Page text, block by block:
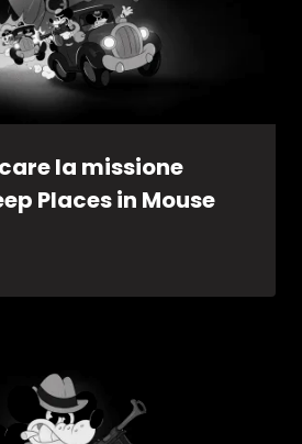
la missione
Places in Mouse